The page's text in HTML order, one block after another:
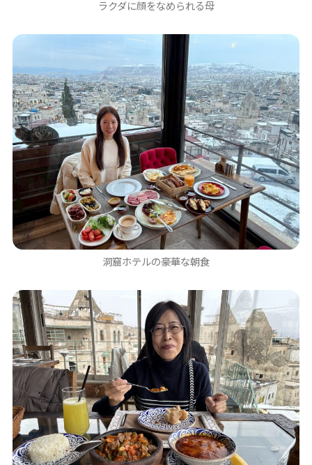
ラクダに顔をなめられる母
洞窟ホテルの豪華な朝食